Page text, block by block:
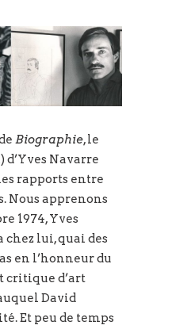
Biographie, le
Navarre
rapports entre
Nous apprenons
1974, Yves
chez lui, quai des
en l’honneur du
critique d’art
David
Et peu de temps